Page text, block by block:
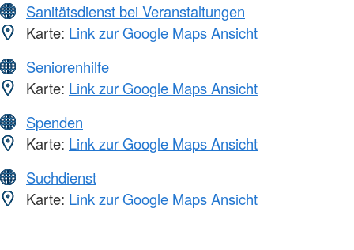
Sanitätsdienst bei Veranstaltungen
Karte: Link zur Google Maps Ansicht
Seniorenhilfe
Karte: Link zur Google Maps Ansicht
Spenden
Karte: Link zur Google Maps Ansicht
Suchdienst
Karte: Link zur Google Maps Ansicht